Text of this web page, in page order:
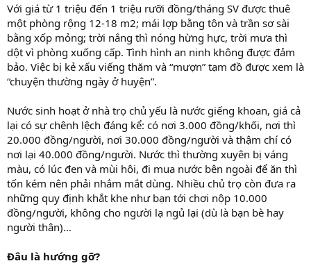
Với giá từ 1 triệu đến 1 triệu rưỡi đồng/tháng SV được thuê
một phòng rộng 12-18 m2; mái lợp bằng tôn và trần sơ sài
bằng xốp mỏng; trời nắng thì nóng hừng hực, trời mưa thì
dột vì phòng xuống cấp. Tình hình an ninh không được đảm
bảo. Việc bị kẻ xấu viếng thăm và “mượn” tạm đồ được xem là
“chuyện thường ngày ở huyện”.
Nước sinh hoạt ở nhà trọ chủ yếu là nước giếng khoan, giá cả
lại có sự chênh lệch đáng kể: có nơi 3.000 đồng/khối, nơi thì
20.000 đồng/người, nơi 30.000 đồng/người và thậm chí có
nơi lại 40.000 đồng/người. Nước thì thường xuyên bị váng
màu, có lúc đen và mùi hôi, đi mua nước bên ngoài để ăn thì
tốn kém nên phải nhắm mắt dùng. Nhiều chủ trọ còn đưa ra
những quy định khắt khe như bạn tới chơi nộp 10.000
đồng/người, không cho người lạ ngủ lại (dù là bạn bè hay
người thân)…
Đâu là hướng gỡ?